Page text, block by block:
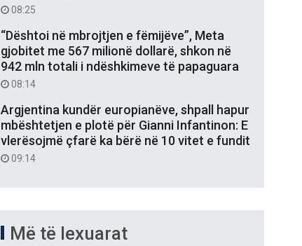
08:25
“Dështoi në mbrojtjen e fëmijëve”, Meta
gjobitet me 567 milionë dollarë, shkon në
942 mln totali i ndëshkimeve të papaguara
08:14
Argjentina kundër europianëve, shpall hapur
mbështetjen e plotë për Gianni Infantinon: E
vlerësojmë çfarë ka bërë në 10 vitet e fundit
09:14
Më të lexuarat